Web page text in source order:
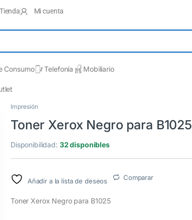
Tienda Mi cuenta
Consumo Telefonía Mobiliario
Impresión
Toner Xerox Negro para B1025
Disponibilidad: 32 disponibles
Añadir a la lista de deseos Comparar
Toner Xerox Negro para B1025